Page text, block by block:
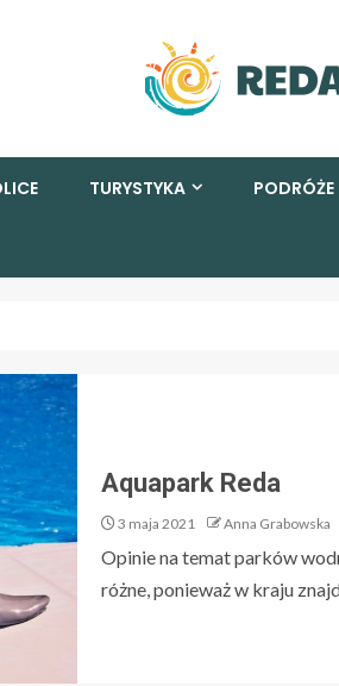
TURYSTYKA PODRÓŻE
Aquapark Reda
3 maja 2021 Anna Grabowska
Opinie na temat parków
różne, ponieważ w kraju